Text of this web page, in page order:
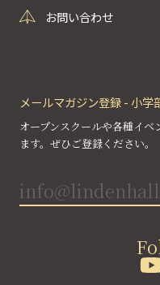
お問い合わせ
メールマガジン登録 - 小学
オープンスクールや各種イ
ます。ぜひご登録ください。